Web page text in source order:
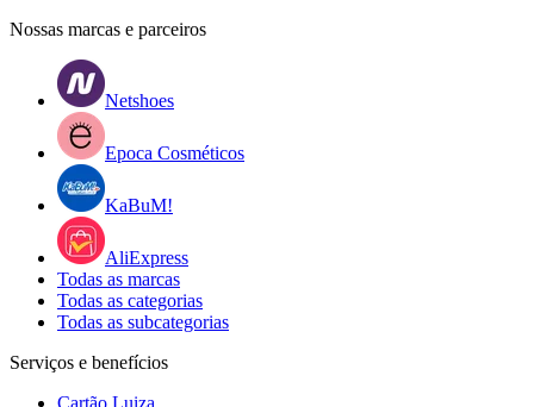
Nossas marcas e parceiros
Netshoes
Epoca Cosméticos
KaBuM!
AliExpress
Todas as marcas
Todas as categorias
Todas as subcategorias
Serviços e benefícios
Cartão Luiza